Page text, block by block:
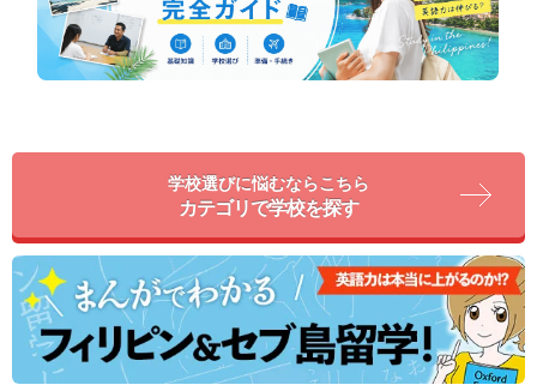
学校選びに悩むならこちら
カテゴリで学校を探す